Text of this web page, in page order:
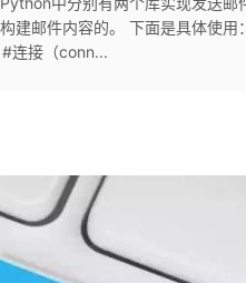
建邮件内容的。 下面是具体使
连接（conn...